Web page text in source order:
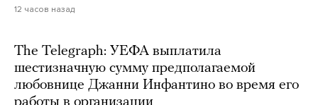
12 часов назад
The Telegraph: УЕФА выплатила
шестизначную сумму предполагаемой
любовнице Джанни Инфантино во время его
работы в организации